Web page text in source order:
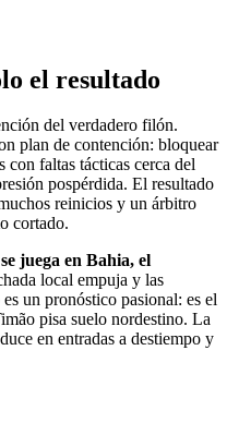
el resultado
del verdadero filón.
plan de contención: bloquear
con faltas tácticas cerca del
pospérdida. El resultado
reinicios y un árbitro
cortado.
juega en Bahia, el
local empuja y las
un pronóstico pasional: es el
pisa suelo nordestino. La
en entradas a destiempo y